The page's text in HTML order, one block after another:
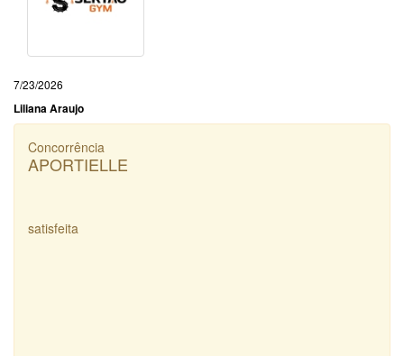
7/23/2026
Liliana Araujo
Concorrência
APORTIELLE
satisfeita